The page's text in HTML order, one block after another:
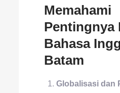
Memahami
Pentingnya
Bahasa
Batam
Globalisasi dan